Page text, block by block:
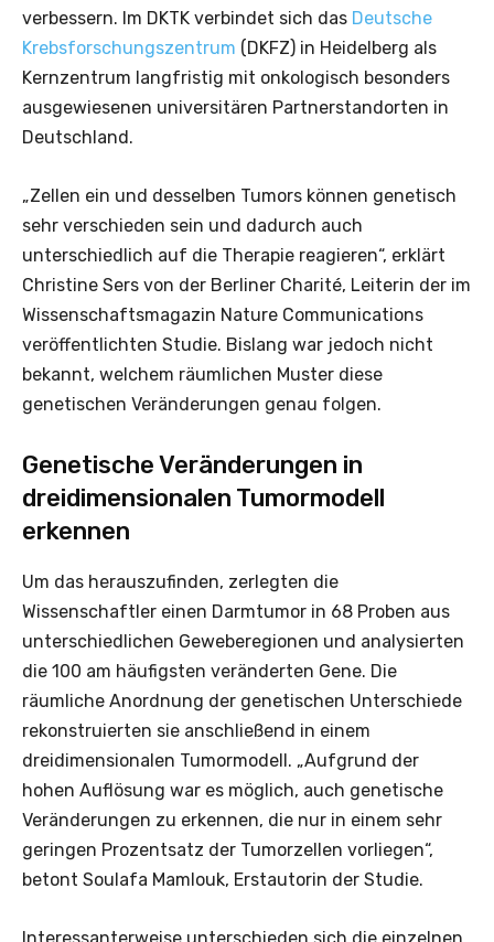
verbessern. Im DKTK verbindet sich das Deutsche
Krebsforschungszentrum (DKFZ) in Heidelberg als
Kernzentrum langfristig mit onkologisch besonders
ausgewiesenen universitären Partnerstandorten in
Deutschland.
„Zellen ein und desselben Tumors können genetisch
sehr verschieden sein und dadurch auch
unterschiedlich auf die Therapie reagieren“, erklärt
Christine Sers von der Berliner Charité, Leiterin der im
Wissenschaftsmagazin Nature Communications
veröffentlichten Studie. Bislang war jedoch nicht
bekannt, welchem räumlichen Muster diese
genetischen Veränderungen genau folgen.
Genetische Veränderungen in
dreidimensionalen Tumormodell
erkennen
Um das herauszufinden, zerlegten die
Wissenschaftler einen Darmtumor in 68 Proben aus
unterschiedlichen Geweberegionen und analysierten
die 100 am häufigsten veränderten Gene. Die
räumliche Anordnung der genetischen Unterschiede
rekonstruierten sie anschließend in einem
dreidimensionalen Tumormodell. „Aufgrund der
hohen Auflösung war es möglich, auch genetische
Veränderungen zu erkennen, die nur in einem sehr
geringen Prozentsatz der Tumorzellen vorliegen“,
betont Soulafa Mamlouk, Erstautorin der Studie.
Interessanterweise unterschieden sich die einzelnen